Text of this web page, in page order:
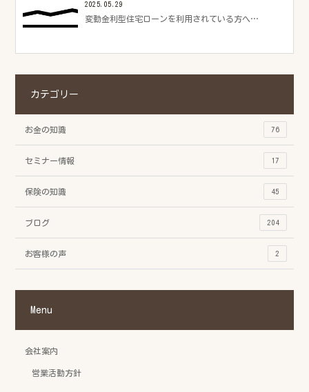
2025.05.29
変動金利型住宅ローンを利用されている方へ…
カテゴリー
お金の知識 76
セミナー情報 17
保険の知識 45
ブログ 204
お客様の声 2
Menu
会社案内
営業活動方針